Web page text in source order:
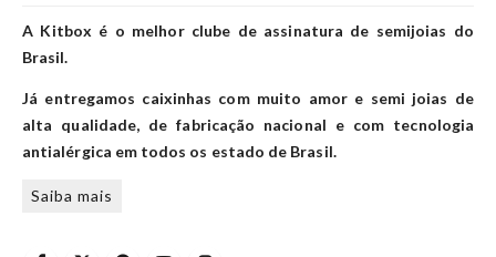
A Kitbox é o melhor clube de assinatura de semijoias do
Brasil.
Já entregamos caixinhas com muito amor e semi joias de
alta qualidade, de fabricação nacional e com tecnologia
antialérgica em todos os estado de Brasil.
Saiba mais